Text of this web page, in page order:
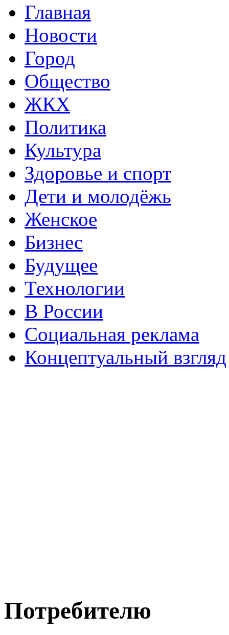
Главная
Новости
Город
Общество
ЖКХ
Политика
Культура
Здоровье и спорт
Дети и молодёжь
Женское
Бизнес
Будущее
Технологии
В России
Социальная реклама
Концептуальный взгляд
Потребителю